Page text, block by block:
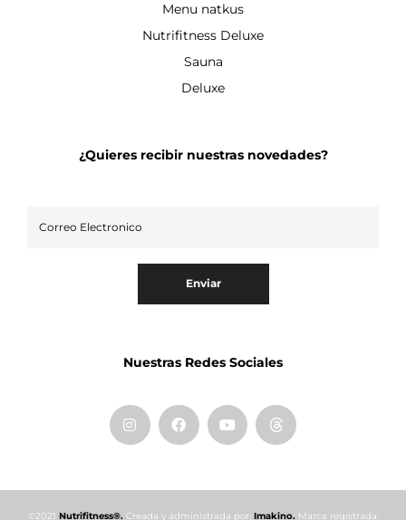
Menu natkus
Nutrifitness Deluxe
Sauna
Deluxe
¿Quieres recibir nuestras novedades?
Enviar
Nuestras Redes Sociales
©2021 Nutrifitness®.Creada y administrada por: Imakino.Marca registrada.